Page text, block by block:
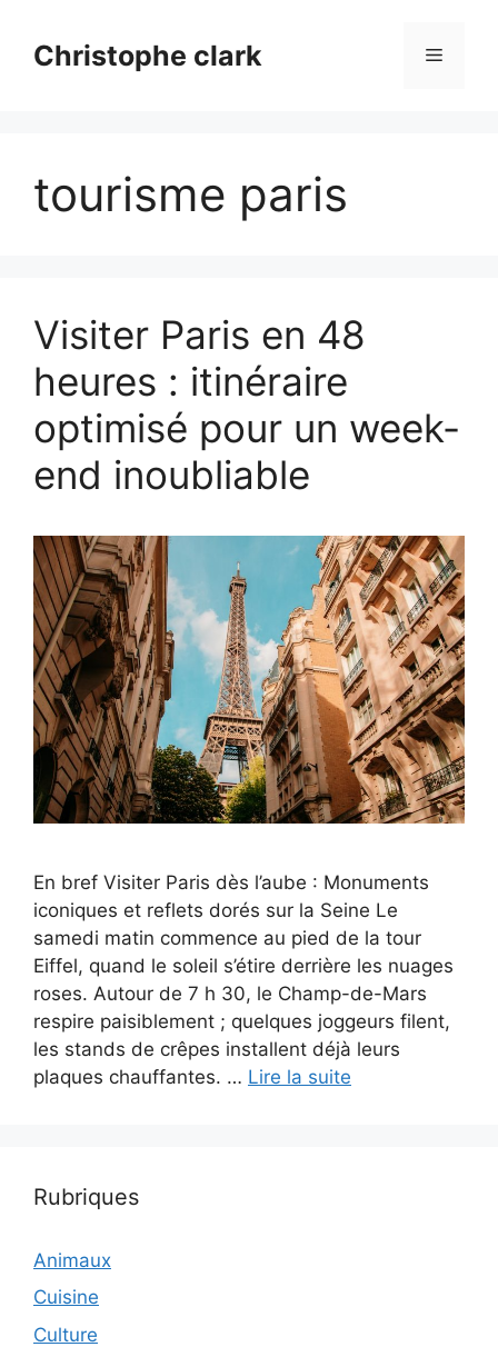
contenuChristophe clark Menu
tourisme paris
Visiter Paris en 48
heures : itinéraire
optimisé pour un week-
end inoubliable
En bref Visiter Paris dès l’aube : Monuments
iconiques et reflets dorés sur la Seine Le
samedi matin commence au pied de la tour
Eiffel, quand le soleil s’étire derrière les nuages
roses. Autour de 7 h 30, le Champ-de-Mars
respire paisiblement ; quelques joggeurs filent,
les stands de crêpes installent déjà leurs
plaques chauffantes. … Lire la suite
Rubriques
Animaux
Cuisine
Culture